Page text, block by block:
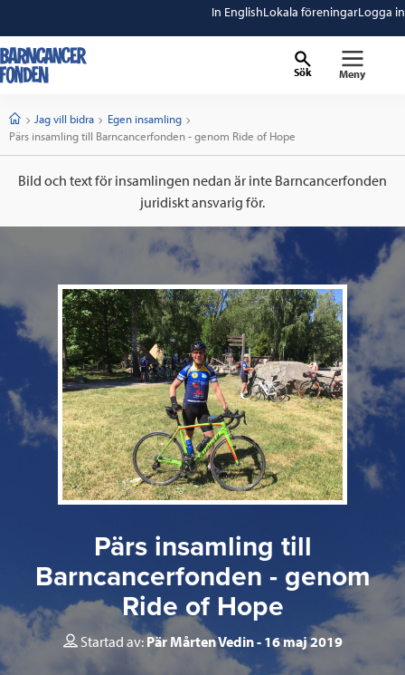
In EnglishLokala föreningarLogga in
Sök Meny
StartJag vill bidra
Egen insamling
Current:
Pärs insamling till Barncancerfonden - genom Ride of Hope
Bild och text för insamlingen nedan är inte Barncancerfonden
juridiskt ansvarig för.
Pärs insamling till
Barncancerfonden - genom
Ride of Hope
Startad av:Pär Mårten Vedin 16 maj 2019